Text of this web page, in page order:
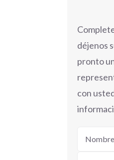
déjenos
pronto
con